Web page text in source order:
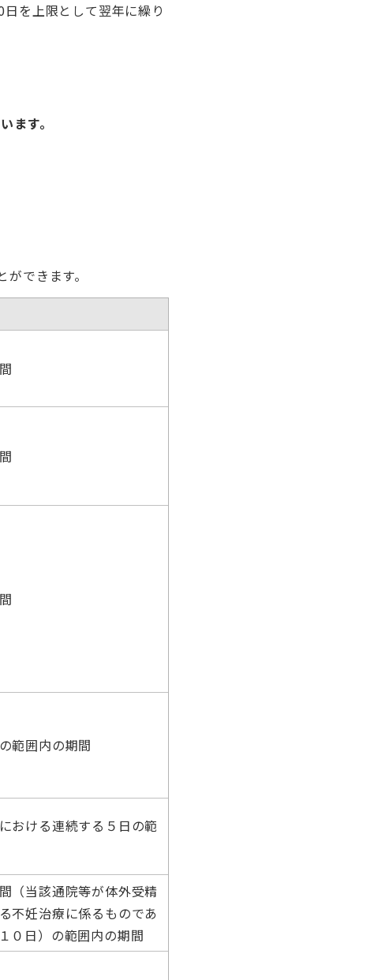
を上限として翌年に繰り
ます。
できます。
範囲内の期間
おける連続する５日の範
（当該通院等が体外受精
不妊治療に係るものであ
０日）の範囲内の期間